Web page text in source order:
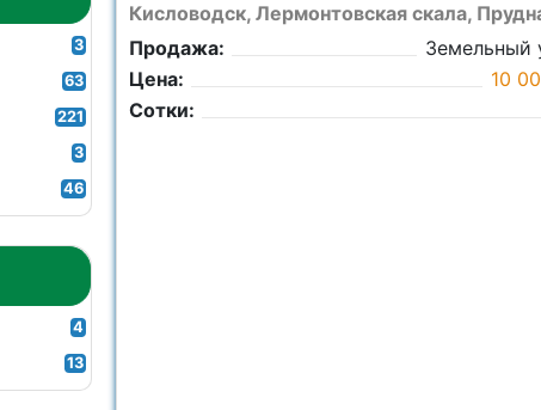
3
63
221
3
46
4
13
Кисловодск, Лермонтовская скала,
Продажа:
Земельный
Цена:
10
Сотки: